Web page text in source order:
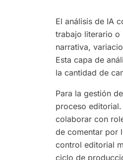
El análisis de IA
trabajo literario o
narrativa,
Esta capa de
la cantidad de
Para la gestión
proceso
colaborar con
de comentar por
control editorial
ciclo de